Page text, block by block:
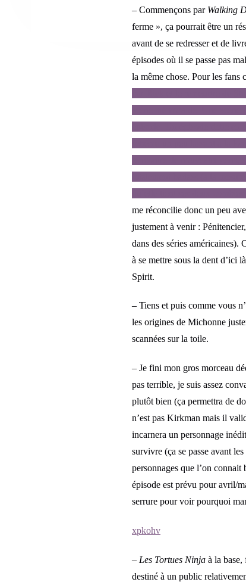
– Commençons par Walking
ferme », ça pourrait être un
avant de se redresser et de
épisodes où il se passe pas
la même chose. Pour les
me réconcilie donc un peu
justement à venir :
dans des séries américaines).
à se mettre sous la dent d’ici
Spirit.
– Tiens et puis comme vous
les origines de Michonne
scannées sur la toile.
– Je fini mon gros morceau
pas terrible, je suis assez
plutôt bien (ça permettra de
n’est pas Kirkman mais il
incarnera un personnage
survivre (ça se passe avant
personnages que l’on
épisode est prévu pour avril/
serrure pour voir pourquoi
xpkohv
– Les Tortues Ninja à la base,
destiné à un public